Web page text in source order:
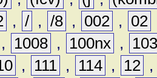
, / , /8 , 002 , 02
, 1008 , 100nx ,
, 111 , 114 , 12